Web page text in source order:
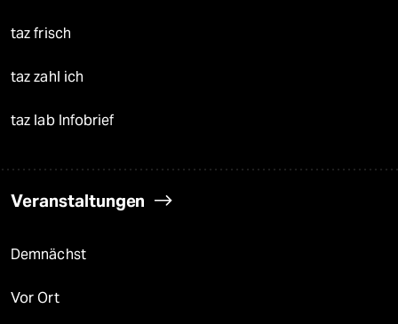
taz frisch
taz zahl ich
taz lab Infobrief
Veranstaltungen
Demnächst
Vor Ort